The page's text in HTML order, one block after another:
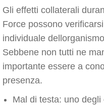
Gli effetti collaterali
Force possono
individuale
Sebbene non tutti ne
importante essere a
presenza.
Mal di testa: uno